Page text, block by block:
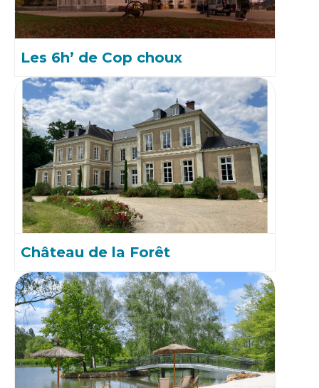
Les 6h’ de Cop choux
Château de la Forêt